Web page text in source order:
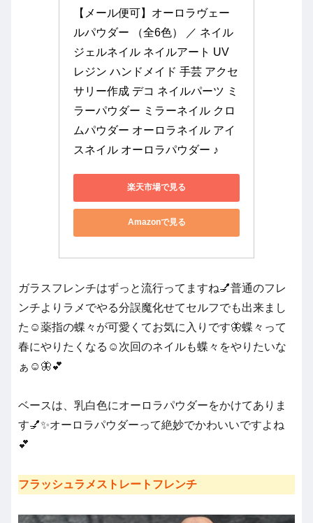
【メール便可】オーロラヴェー
ルパウダー （全6色） ／ ネイル
ジェルネイル ネイルアート UV
レジン ハンドメイド 手芸 アクセ
サリー作成 デコ ネイルパーツ ミ
ラーパウダー ミラーネイル クロ
ムパウダー オーロラネイル アイ
スネイル オーロラパウダー ♪
楽天市場で見る
Amazonで見る
ガラスフレンチはずっと流行ってますね💅普通のフレ
ンチよりラメでやる分誤魔化せてセルフでも出来まし
た☺️薬指の蝶々が可愛くてお気に入りです🦋蝶々って
春にやりたくなる☺️次回のネイルも蝶々をやりたいな
ぁ☺️🦋💕
ベースは、乳白色にオーロラパウダーをかけてありま
す💅✨オーロラパウダーって絶妙でかわいいですよね
💕
フラッシュラメストレートフレンチ